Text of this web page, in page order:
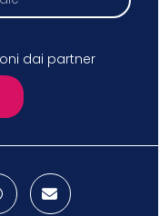
dai partner